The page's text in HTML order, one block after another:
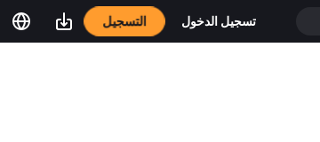
تسجيل الدخول التسجيل